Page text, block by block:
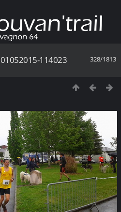
328/1813
01052015-114023